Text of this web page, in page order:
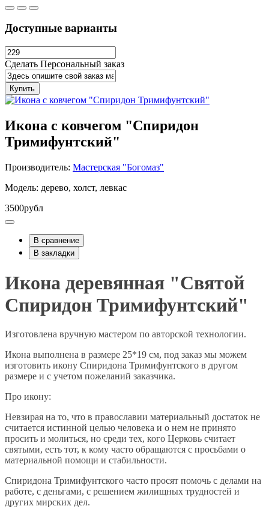
Доступные варианты
Сделать Персональный заказ
Купить
Икона с ковчегом "Спиридон
Тримифунтский"
Производитель: Мастерская "Богомаз"
Модель: дерево, холст, левкас
3500рубл
В сравнение
В закладки
Икона деревянная "Святой
Спиридон Тримифунтский"
Изготовлена вручную мастером по авторской технологии.
Икона выполнена в размере 25*19 см, под заказ мы можем
изготовить икону Спиридона Тримифунтского в другом
размере и с учетом пожеланий заказчика.
Про икону:
Невзирая на то, что в православии материальный достаток не
считается истинной целью человека и о нем не принято
просить и молиться, но среди тех, кого Церковь считает
святыми, есть тот, к кому часто обращаются с просьбами о
материальной помощи и стабильности.
Спиридона Тримифунтского часто просят помочь с делами на
работе, с деньгами, с решением жилищных трудностей и
других мирских дел.